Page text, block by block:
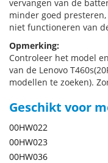
vervangen van de
minder goed
niet functioneren van
Opmerking:
Controleer het model
van de Lenovo
modellen te zoeken).
Geschikt voor
00HW022
00HW023
00HW036